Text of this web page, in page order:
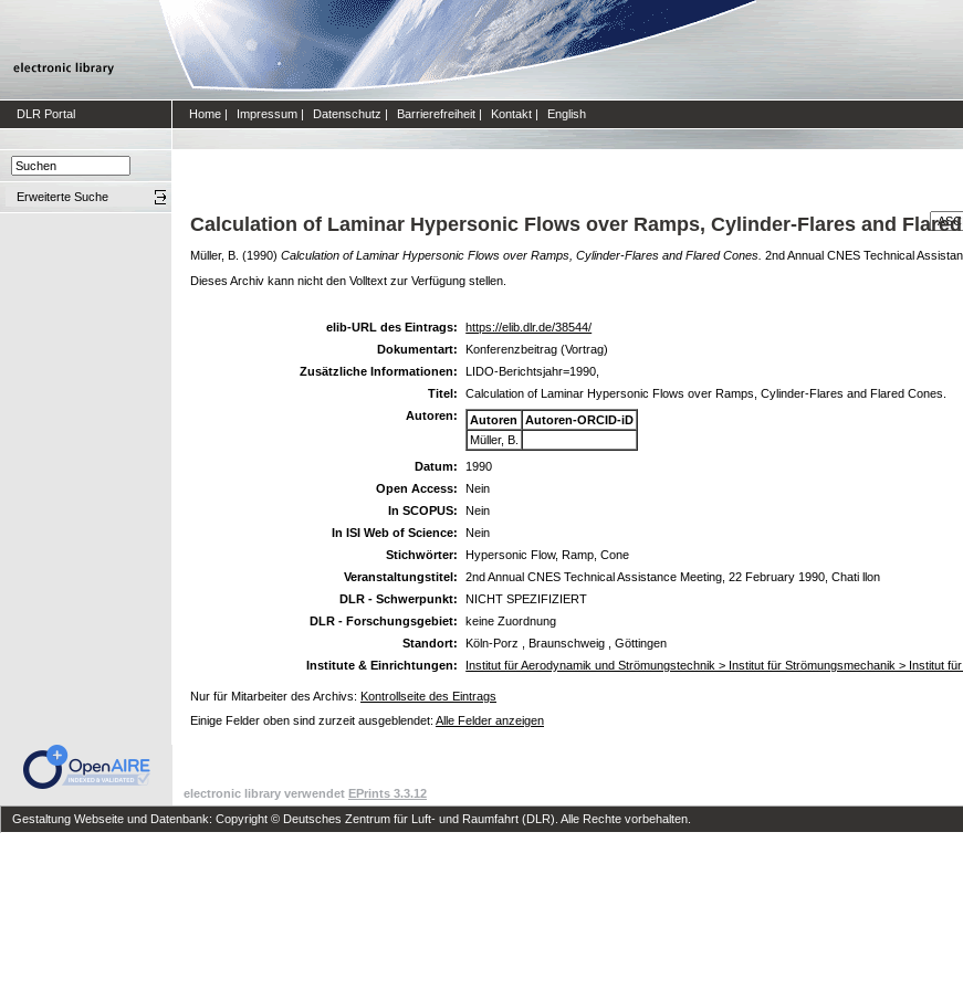
DLR Portal Home | Impressum | Datenschutz | Barrierefreiheit | Kontakt | English
Erweiterte Suche
Calculation of Laminar Hypersonic Flows over Ramps, Cylinder-Flares and
Müller, B. (1990) Calculation of Laminar Hypersonic Flows over Ramps, Cylinder-Flares and Flared Cones. 2nd Annual CNES Technical
Dieses Archiv kann nicht den Volltext zur Verfügung stellen.
elib-URL des Eintrags:
https://elib.dlr.de/38544/
Dokumentart:
Konferenzbeitrag (Vortrag)
Zusätzliche Informationen:
LIDO-Berichtsjahr=1990,
Titel:
Calculation of Laminar Hypersonic Flows over Ramps, Cylinder-Flares and Flared Cones.
Autoren:
Autoren
Autoren-ORCID-iD
Müller, B.
Datum:
1990
Open Access:
Nein
In SCOPUS:
Nein
In ISI Web of Science:
Nein
Stichwörter:
Hypersonic Flow, Ramp, Cone
Veranstaltungstitel:
2nd Annual CNES Technical Assistance Meeting, 22 February 1990, Chati llon
DLR - Schwerpunkt:
NICHT SPEZIFIZIERT
DLR - Forschungsgebiet:
keine Zuordnung
Standort:
Köln-Porz , Braunschweig , Göttingen
Institute & Einrichtungen:
Institut für Aerodynamik und Strömungstechnik > Institut für Strömungsmechanik > Institut
Nur für Mitarbeiter des Archivs: Kontrollseite des Eintrags
Einige Felder oben sind zurzeit ausgeblendet: Alle Felder anzeigen
electronic library verwendet EPrints 3.3.12
Gestaltung Webseite und Datenbank: Copyright © Deutsches Zentrum für Luft- und Raumfahrt (DLR). Alle Rechte vorbehalten.